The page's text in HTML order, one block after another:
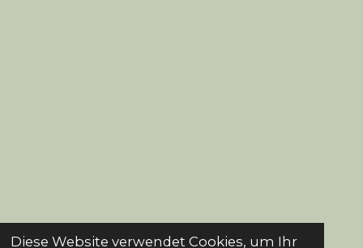
Diese Website verwendet Cookies, um Ihr